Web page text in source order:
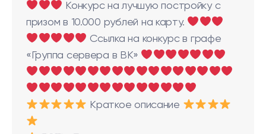
Конкурс на лучшую постройку с
призом в 10.000 рублей на карту.
Ссылка на конкурс в графе
«Группа сервера в ВК»
Краткое описание